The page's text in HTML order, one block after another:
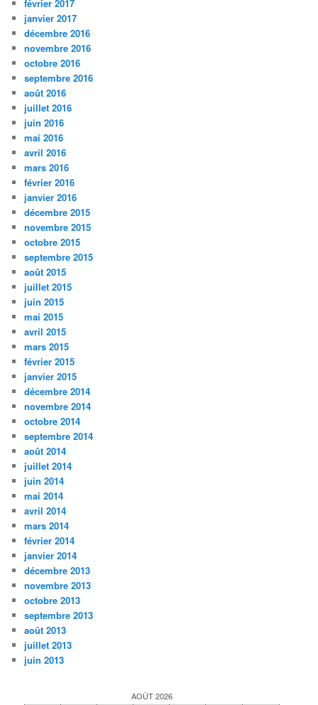
février 2017
janvier 2017
décembre 2016
novembre 2016
octobre 2016
septembre 2016
août 2016
juillet 2016
juin 2016
mai 2016
avril 2016
mars 2016
février 2016
janvier 2016
décembre 2015
novembre 2015
octobre 2015
septembre 2015
août 2015
juillet 2015
juin 2015
mai 2015
avril 2015
mars 2015
février 2015
janvier 2015
décembre 2014
novembre 2014
octobre 2014
septembre 2014
août 2014
juillet 2014
juin 2014
mai 2014
avril 2014
mars 2014
février 2014
janvier 2014
décembre 2013
novembre 2013
octobre 2013
septembre 2013
août 2013
juillet 2013
juin 2013
AOÛT 2026